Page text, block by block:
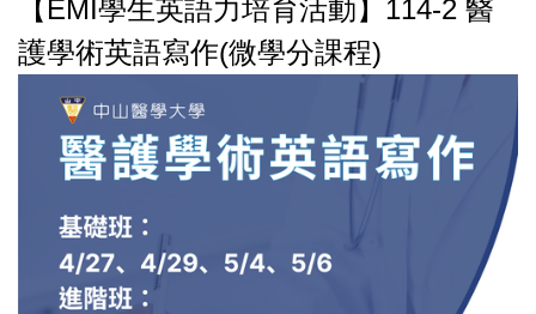
【EMI學生英語力培育活動】114-2 醫
護學術英語寫作(微學分課程)